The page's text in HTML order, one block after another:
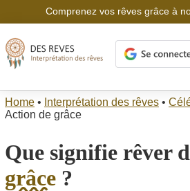
Comprenez vos rêves grâce à
Home • Interprétation des rêves •
Action de grâce
Que signifie rêver
grâce ?